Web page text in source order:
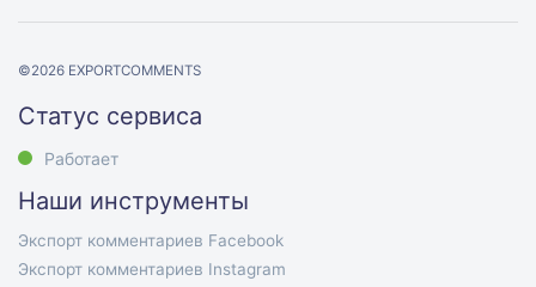
©2026 EXPORTCOMMENTS
Статус сервиса
Работает
Наши инструменты
Экспорт комментариев Facebook
Экспорт комментариев Instagram